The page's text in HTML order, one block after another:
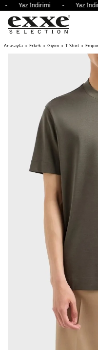
- Yaz İndirimi - Yaz
Anasayfa Erkek Giyim T-Shirt